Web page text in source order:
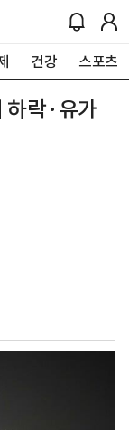
건강 스포츠
락·유가